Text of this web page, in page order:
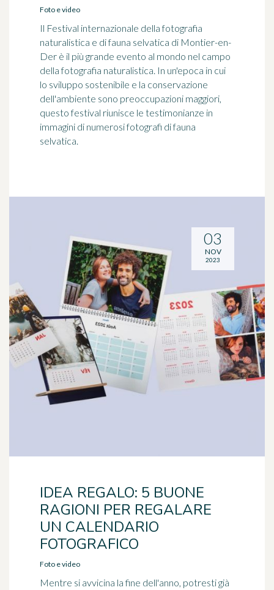
Foto e video
Il Festival internazionale della fotografia
naturalistica e di fauna selvatica di Montier-en-
Der è il più grande evento al mondo nel campo
della fotografia naturalistica. In un'epoca in cui
lo sviluppo sostenibile e la conservazione
dell'ambiente sono preoccupazioni maggiori,
questo festival riunisce le testimonianze in
immagini di numerosi fotografi di fauna
selvatica.
IDEA REGALO: 5 BUONE
RAGIONI PER REGALARE
UN CALENDARIO
FOTOGRAFICO
Foto e video
Mentre si avvicina la fine dell'anno, potresti già
03
NOV
2023